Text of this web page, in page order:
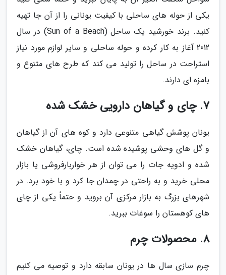
یکی از حوله های ساحلی با کیفیت یونانی را از آن جا تهیه
کنید. برند خورشید یک ساحل (Sun of a Beach) در سال
2012 آغاز به کار کرده و حوله ساحلی و سایر لوازم مورد نیاز
استراحت در ساحل را تولید می کند که طرح های متنوع و
بامزه ای دارند.
7. چای و گیاهان دارویی خشک شده
یونان پوشش گیاهی متنوعی دارد و کوه های آن از گیاهان
و گل های وحشی پوشیده شده است. چای، گیاهان خشک
شده و ادویه جات را می توان از هر خواربارفروشی یا بازار
محلی خرید و به راحتی در چمدان جا کرد و با خود برد. در
شهرهای بزرگ به بازار مرکزی آن بروید و حتماً یکی از چای
های کوهستان را سوغات ببرید.
8. محصولات چرم
چرم سازی سال ها در یونان سابقه دارد و توصیه می کنیم